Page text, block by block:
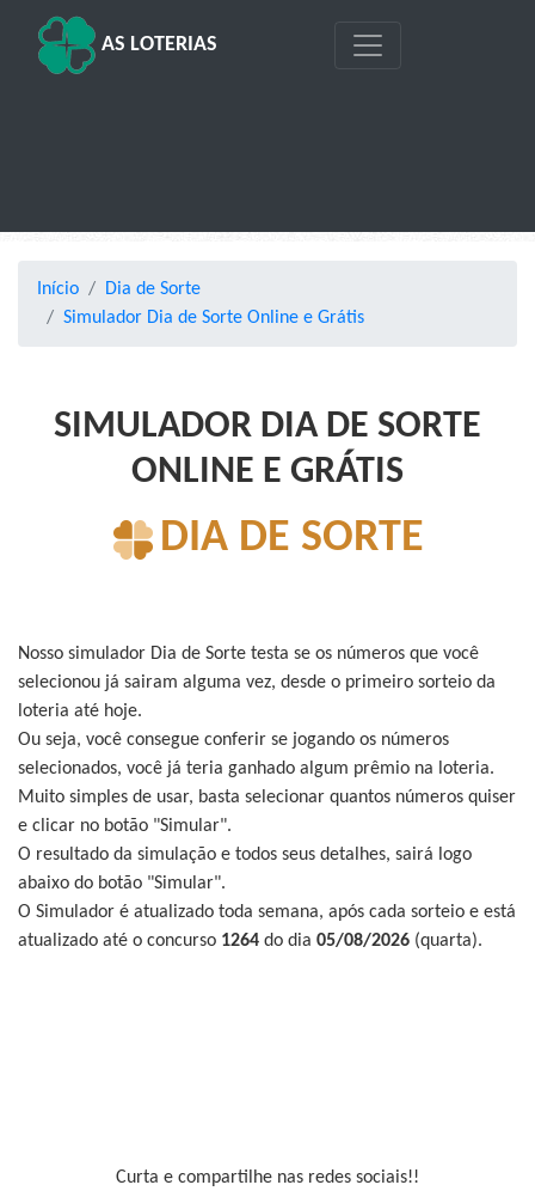
AS LOTERIAS
Início
Dia de Sorte
Simulador Dia de Sorte Online e Grátis
SIMULADOR DIA DE SORTE
ONLINE E GRÁTIS
DIA DE SORTE
Nosso simulador Dia de Sorte testa se os números que você
selecionou já sairam alguma vez, desde o primeiro sorteio da
loteria até hoje.
Ou seja, você consegue conferir se jogando os números
selecionados, você já teria ganhado algum prêmio na loteria.
Muito simples de usar, basta selecionar quantos números quiser
e clicar no botão "Simular".
O resultado da simulação e todos seus detalhes, sairá logo
abaixo do botão "Simular".
O Simulador é atualizado toda semana, após cada sorteio e está
atualizado até o concurso 1264 do dia 05/08/2026 (quarta).
Curta e compartilhe nas redes sociais!!